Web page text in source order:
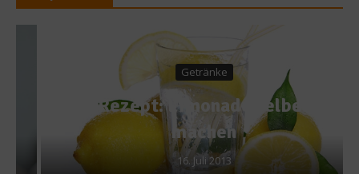
Getränke
Rezept: Limonade selber
machen
16. Juli 2013